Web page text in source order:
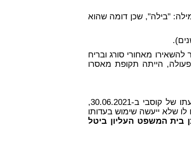
"בילה", שכן דומה שהוא
מאחורי סורג ובריח
נאות לשתף פעולה, הייתה תקופת מאסרו
בית המשפט העליון של פנסילבניה ביטל את ברוב דעות את הרשעתו של קוסבי ב-30.06.2021,
שלא ייעשה שימוש בעדותו
בית המשפט העליון ביטל